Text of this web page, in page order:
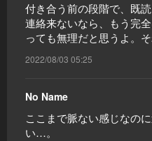
付き合う前の段階で、既
連絡来ないなら、もう完
っても無理だと思うよ。
2022/08/03 05:25
No Name
ここまで脈ない感じなの
い…。